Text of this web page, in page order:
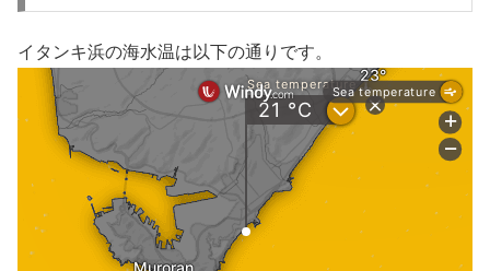
イタンキ浜の海水温は以下の通りです。